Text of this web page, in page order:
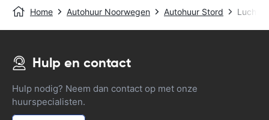
Home Autohuur Noorwegen Autohuur Stord
Hulp en contact
Hulp nodig? Neem dan contact op met onze
huurspecialisten.